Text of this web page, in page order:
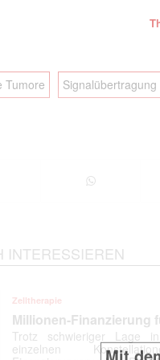
Mit
E-
Tumore Signalübertragung
INTERESSIEREN
Zelltherapie
Millionen-Finanzierung
Trotz schwieriger Lage
einzelnen